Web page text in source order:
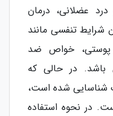
عضلانی، درمان
شرایط تنفسی مانند
خواص ضد
باشد. در حالی که
شناسایی شده است،
در نحوه استفاده